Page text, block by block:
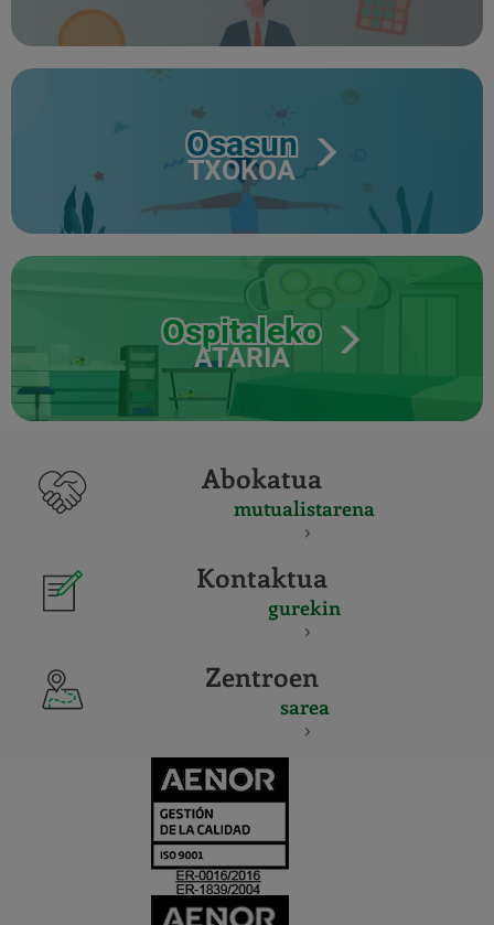
Osasun
TXOKOA
Ospitaleko
ATARIA
Abokatua
mutualistarena
Kontaktua
gurekin
Zentroen
sarea
Y